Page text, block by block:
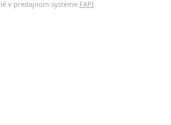
v predajnom systéme FAPI.